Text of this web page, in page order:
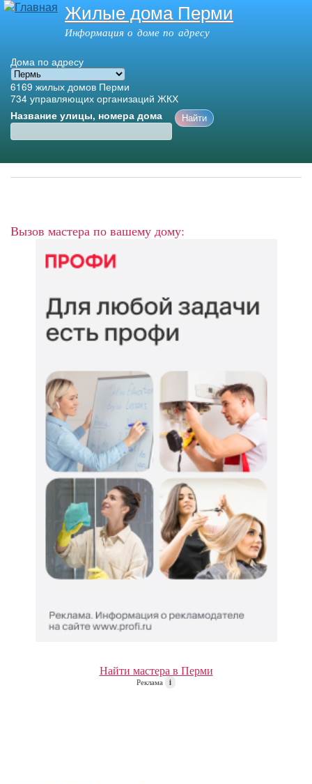
Перейти к
основному
Жилые дома Перми
Информация о доме по адресу
Дома по адресу
6169 жилых домов Перми
734 управляющих организаций ЖКХ
Название улицы, номера дома
Главное меню
Вызов мастера по вашему дому:
Найти мастера в Перми
Реклама i